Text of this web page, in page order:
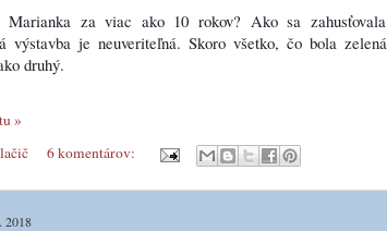
za viac ako 10 rokov? Ako sa
výstavba je neuveriteľná. Skoro všetko, čo bola
druhý.
»
6 komentárov:
2018